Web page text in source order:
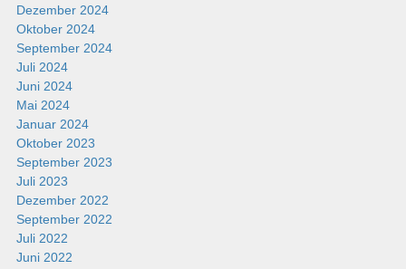
Dezember 2024
Oktober 2024
September 2024
Juli 2024
Juni 2024
Mai 2024
Januar 2024
Oktober 2023
September 2023
Juli 2023
Dezember 2022
September 2022
Juli 2022
Juni 2022